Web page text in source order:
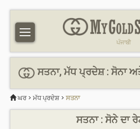
ਪੰਜਾਬੀ
ਸਤਨਾ, ਮੱਧ ਪ੍ਰਦੇਸ਼ : ਸੋਨਾ
ਘਰ > ਮੱਧ ਪ੍ਰਦੇਸ਼ > ਸਤਨਾ
ਸਤਨਾ : ਸੋਨੇ ਦਾ